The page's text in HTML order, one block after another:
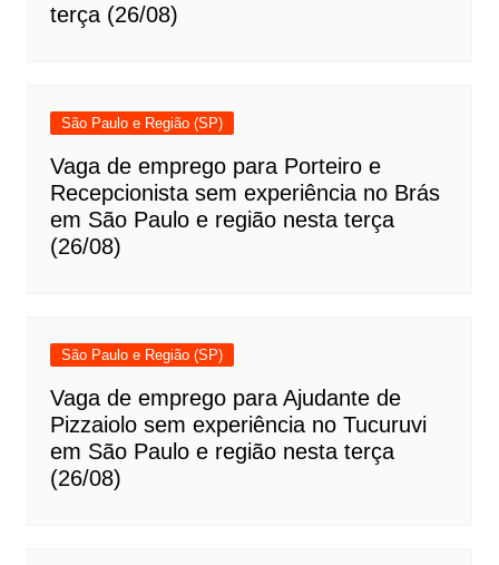
terça (26/08)
São Paulo e Região (SP)
Vaga de emprego para Porteiro e
Recepcionista sem experiência no Brás
em São Paulo e região nesta terça
(26/08)
São Paulo e Região (SP)
Vaga de emprego para Ajudante de
Pizzaiolo sem experiência no Tucuruvi
em São Paulo e região nesta terça
(26/08)